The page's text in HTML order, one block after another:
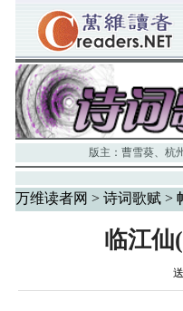
版主： 曹雪葵、 杭
万维读者网 > 诗词歌赋>
临江仙